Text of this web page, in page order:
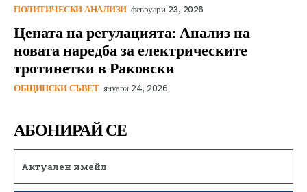
ПОЛИТИЧЕСКИ АНАЛИЗИ февруари 23, 2026
Цената на регулацията: Анализ на
новата наредба за електрическите
тротинетки в Раковски
ОБЩИНСКИ СЪВЕТ януари 24, 2026
АБОНИРАЙ СЕ